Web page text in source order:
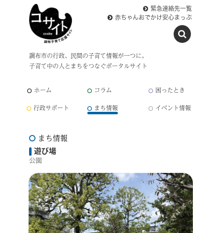
調布市の行政、民間の子育て情報が一つに。
子育て中の人とまちをつなぐポータルサイト
緊急連絡先一覧
赤ちゃんおでかけ安心まっぷ
ホーム コラム
困ったとき
行政サポート
まち情報 イベント情報
まち情報
遊び場
公園